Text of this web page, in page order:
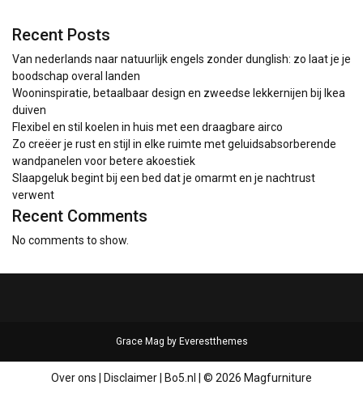
Recent Posts
Van nederlands naar natuurlijk engels zonder dunglish: zo laat je je
boodschap overal landen
Wooninspiratie, betaalbaar design en zweedse lekkernijen bij Ikea
duiven
Flexibel en stil koelen in huis met een draagbare airco
Zo creëer je rust en stijl in elke ruimte met geluidsabsorberende
wandpanelen voor betere akoestiek
Slaapgeluk begint bij een bed dat je omarmt en je nachtrust
verwent
Recent Comments
No comments to show.
Grace Mag by Everestthemes
Over ons Disclaimer Bo5.nl © 2026 Magfurniture